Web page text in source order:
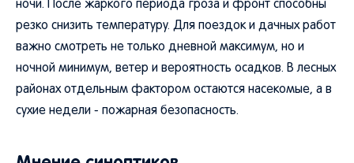
ночи. После жаркого периода гроза и фронт способны
резко снизить температуру. Для поездок и дачных работ
важно смотреть не только дневной максимум, но и
ночной минимум, ветер и вероятность осадков. В лесных
районах отдельным фактором остаются насекомые, а в
сухие недели - пожарная безопасность.